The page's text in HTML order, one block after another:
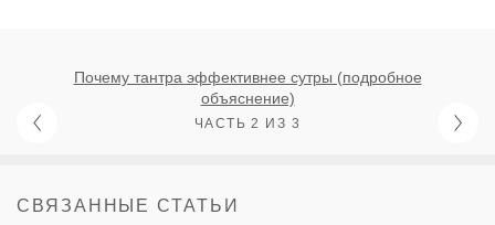
Почему тантра эффективнее сутры (подробное
объяснение)
ЧАСТЬ 2 ИЗ 3
СВЯЗАННЫЕ СТАТЬИ